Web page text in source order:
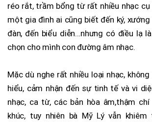
réo rắt, trầm bổng từ rất nhiều nhạc cụ
một gia đình ai cũng biết đến ký, xướng
đàn, đến biểu diễn…nhưng có điều lạ
chọn cho mình con đường âm nhạc.
Mặc dù nghe rất nhiều loại nhạc,
hiểu, cảm nhận đến sự tinh tế và vi
nhạc, ca từ, các bản hòa âm,thậm
khúc, tuy nhiên bà Mỹ Lý vẫn